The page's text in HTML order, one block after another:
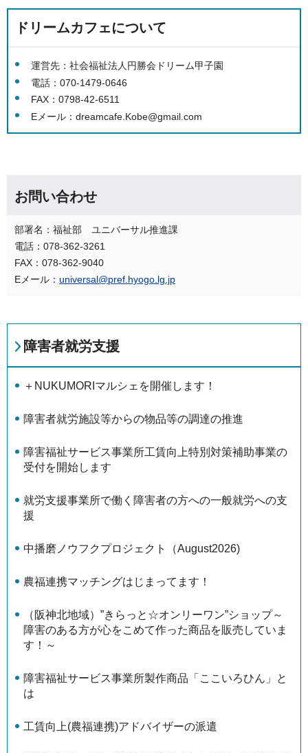
ドリームカフェについて
運営先：社会福祉法人円勝会ドリーム甲子園
電話：070-1479-0646
FAX：0798-42-6511
Eメール： dreamcafe.Kobe@gmail.com
お問い合わせ
部署名：福祉部 ユニバーサル推進課
電話：078-362-3261
FAX：078-362-9040
Eメール： universal@pref.hyogo.lg.jp
障害者就労支援
＋NUKUMORIマルシェを開催します！
障害者就労施設等からの物品等の調達の推進
障害福祉サービス事業所工賃向上特別対策補助事業の
受付を開始します
就労支援事業所で働く障害者の方への一般就労への支
援
中播磨ノウフクプロジェクト（August2026)
農福連携マッチングはじまってます！
（阪神北地域）”きらっと☆オンリーワン”ショップ～
障害のある方が心をこめて作った商品を販売していま
す！～
障害福祉サービス事業所製作商品「ここいろひん」と
は
工賃向上(農福連携)アドバイザーの派遣